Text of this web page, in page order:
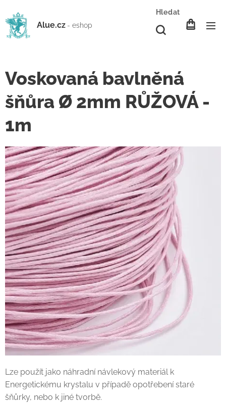
Alue.cz - eshop
Hledat
Voskovaná bavlněná
šňůra Ø 2mm RŮŽOVÁ -
1m
Lze použít jako náhradní návlekový materiál k
Energetickému krystalu v případě opotřebení staré
šňůrky, nebo k jiné tvorbě.